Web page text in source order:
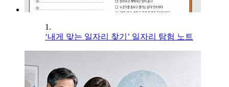
1.
‘내게 맞는 일자리 찾기’ 일자리 탐험 노트